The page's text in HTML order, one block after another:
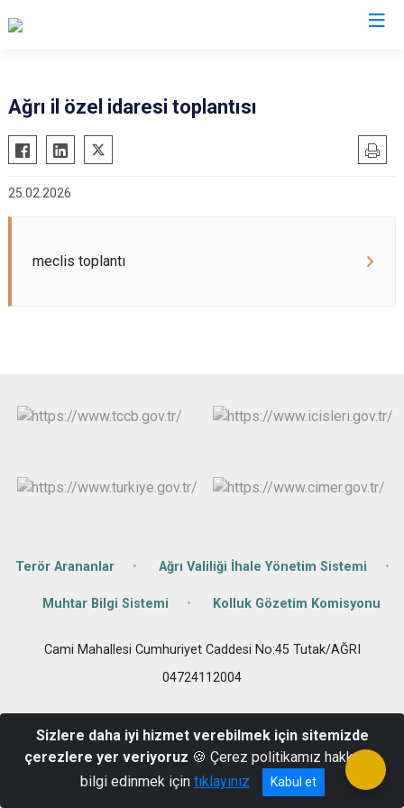
Diyadin
Doğubayazıt
Eleşkirt
Patnos
Tutak
Ağrı il özel idaresi toplantısı
25.02.2026
meclis toplantı
Terör Arananlar Ağrı Valiliği İhale Yönetim Sistemi
Muhtar Bilgi Sistemi Kolluk Gözetim Komisyonu
Cami Mahallesi Cumhuriyet Caddesi No:45 Tutak/AĞRI
04724112004
Sizlere daha iyi hizmet verebilmek için sitemizde
çerezlere yer veriyoruz 🍪 Çerez politikamız hakkında
bilgi edinmek için tıklayınız Kabul et